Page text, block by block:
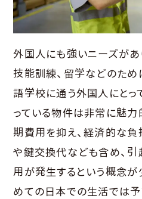
外国人にも強いニーズがあ
技能訓練、留学などのた
語学校に通う外国人にとっ
っている物件は非常に魅力
期費用を抑え、経済的な
や鍵交換代なども含め、
用が発生するという概念が
めての日本での生活では